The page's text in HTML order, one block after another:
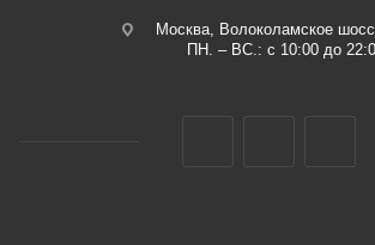
Москва, Волоколамское
ПН. – ВС.: с 10:00 до